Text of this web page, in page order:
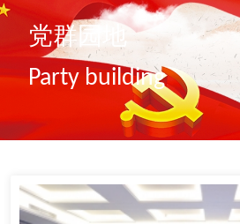
党群园地
Party building